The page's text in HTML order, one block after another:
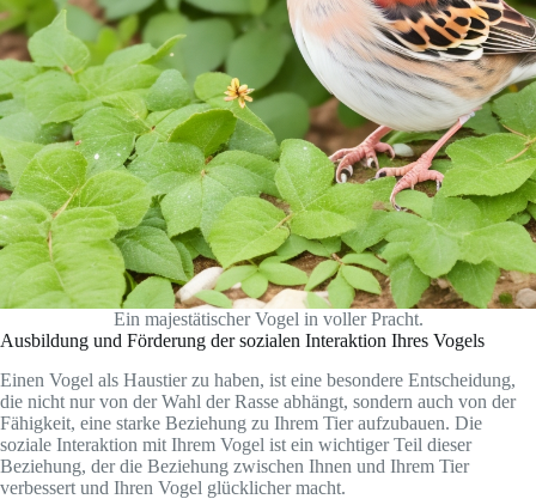
Ein majestätischer Vogel in voller Pracht.
Ausbildung und Förderung der sozialen Interaktion Ihres Vogels
Einen Vogel als Haustier zu haben, ist eine besondere Entscheidung,
die nicht nur von der Wahl der Rasse abhängt, sondern auch von der
Fähigkeit, eine starke Beziehung zu Ihrem Tier aufzubauen. Die
soziale Interaktion mit Ihrem Vogel ist ein wichtiger Teil dieser
Beziehung, der die Beziehung zwischen Ihnen und Ihrem Tier
verbessert und Ihren Vogel glücklicher macht.